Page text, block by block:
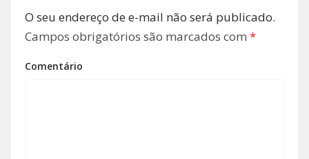
O seu endereço de e-mail não será publicado.
Campos obrigatórios são marcados com *
Comentário